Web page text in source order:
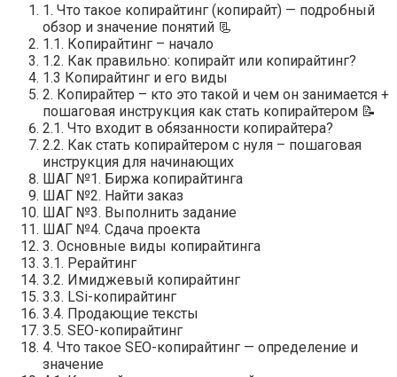
1. Что такое копирайтинг (копирайт) — подробный
обзор и значение понятий 📃
1.1. Копирайтинг – начало
1.2. Как правильно: копирайт или копирайтинг?
1.3 Копирайтинг и его виды
2. Копирайтер – кто это такой и чем он занимается +
пошаговая инструкция как стать копирайтером 📝
2.1. Что входит в обязанности копирайтера?
2.2. Как стать копирайтером с нуля – пошаговая
инструкция для начинающих
ШАГ №1. Биржа копирайтинга
ШАГ №2. Найти заказ
ШАГ №3. Выполнить задание
ШАГ №4. Сдача проекта
3. Основные виды копирайтинга
3.1. Рерайтинг
3.2. Имиджевый копирайтинг
3.3. LSi-копирайтинг
3.4. Продающие тексты
3.5. SEO-копирайтинг
4. Что такое SEO-копирайтинг — определение и
значение